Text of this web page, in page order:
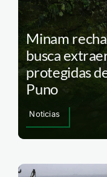
Minam
busca
protegidas
Puno
Noticias